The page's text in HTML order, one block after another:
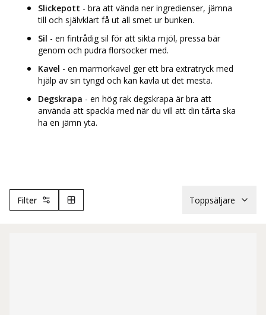
Slickepott - bra att vända ner ingredienser, jämna
till och självklart få ut all smet ur bunken.
Sil - en fintrådig sil för att sikta mjöl, pressa bär
genom och pudra florsocker med.
Kavel - en marmorkavel ger ett bra extratryck med
hjälp av sin tyngd och kan kavla ut det mesta.
Degskrapa - en hög rak degskrapa är bra att
använda att spackla med när du vill att din tårta ska
ha en jämn yta.
Filter Toppsäljare